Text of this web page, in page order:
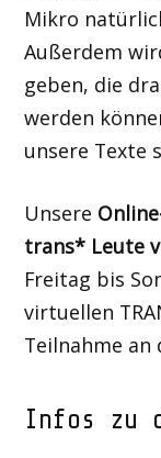
Mikro
Außerdem
geben, die
werden
unsere Texte
Unsere
trans* Leute
Freitag bis
virtuellen
Teilnahme an
Infos zu